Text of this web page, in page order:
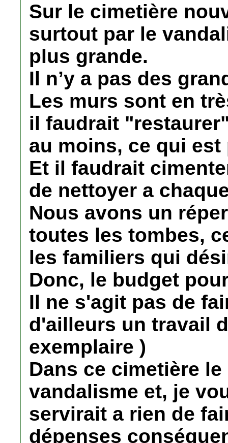
Sur le cimetière
surtout par le
plus grande.
Il n’y a pas des
Les murs sont en
il faudrait
au moins, ce qui
Et il faudrait
de nettoyer a
Nous avons un
toutes les tombes,
les familiers qui
Donc, le budget
Il ne s'agit pas de
d'ailleurs un travail
exemplaire )
Dans ce cimetière
vandalisme et, je
servirait a rien de
dépenses